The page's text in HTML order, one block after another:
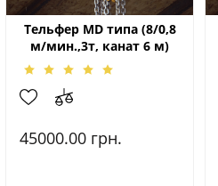
Тельфер МD типа (8/0,8
м/мин.,3т, канат 6 м)
45000.00 грн.